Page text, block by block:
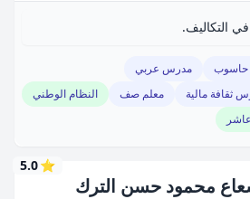
التكاليف.
مدرس عربي
ثقافة مالية معلم صف
النظام الوطني
⭐
5.0
محمود حسن الترك